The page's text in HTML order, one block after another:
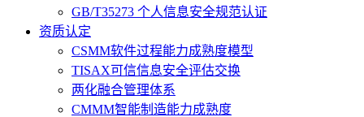
GB/T35273 个人信息安全规范认证
资质认定
CSMM软件过程能力成熟度模型
TISAX可信信息安全评估交换
两化融合管理体系
CMMM智能制造能力成熟度